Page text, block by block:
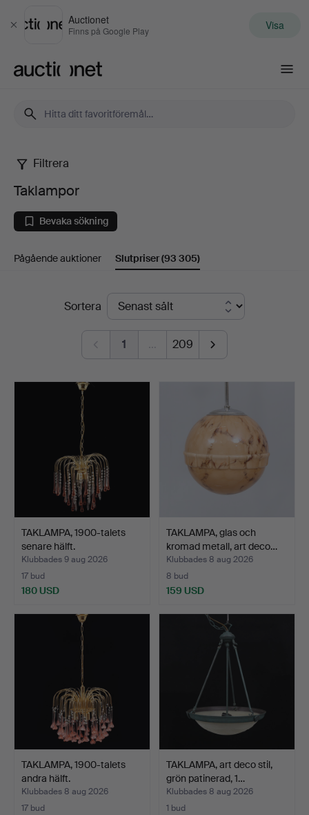
Stäng
Auctionet
Finns på Google Play Visa
Taklampor
Filtrera
Taklampor
Bevaka sökning
Pågående auktioner Slutpriser(93 305)
SlutpriserSortera
1 … 209
TAKLAMPA, 1900-talets
senare hälft.
Klubbades 9 aug 2026
17 bud
180 USD
TAKLAMPA, glas och
kromad metall, art deco…
Klubbades 8 aug 2026
8 bud
159 USD
TAKLAMPA, 1900-talets
andra hälft.
Klubbades 8 aug 2026
17 bud
TAKLAMPA, art deco stil,
grön patinerad, 1…
Klubbades 8 aug 2026
1 bud